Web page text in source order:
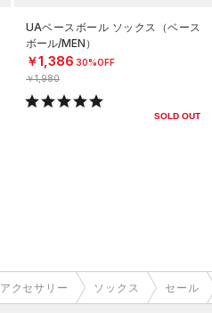
UAベースボール ソックス（ベース
ボール/MEN）
￥1,386 30%OFF
￥1,980
SOLD OUT
アクセサリー ソックス セール